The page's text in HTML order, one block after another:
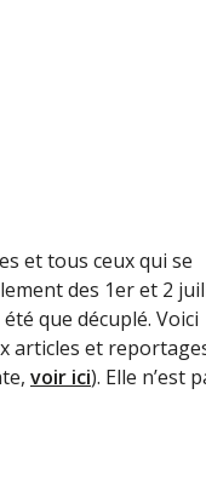
et tous ceux qui se
des 1er et 2
que décuplé. Voici
articles et
voir ici). Elle n’est